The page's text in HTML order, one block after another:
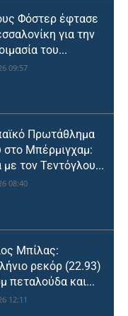
Φόστερ έφτασε
για την
του...
09:57
Πρωτάθλημα
στο Μπέρμιγχαμ:
με τον Τεντόγλου...
08:40
Μπίλας:
ρεκόρ (22.93)
πεταλούδα και...
12:11